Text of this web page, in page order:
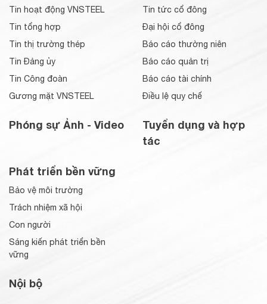
Tin hoạt động VNSTEEL
Tin tổng hợp
Tin thị trường thép
Tin Đảng ủy
Tin Công đoàn
Gương mặt VNSTEEL
Phóng sự Ảnh - Video
Tin tức cổ đông
Đại hội cổ đông
Báo cáo thường niên
Báo cáo quản trị
Báo cáo tài chính
Điều lệ quy chế
Tuyển dụng và hợp
tác
Phát triển bền vững
Bảo vệ môi trường
Trách nhiệm xã hội
Con người
Sáng kiến phát triển bền
vững
Nội bộ